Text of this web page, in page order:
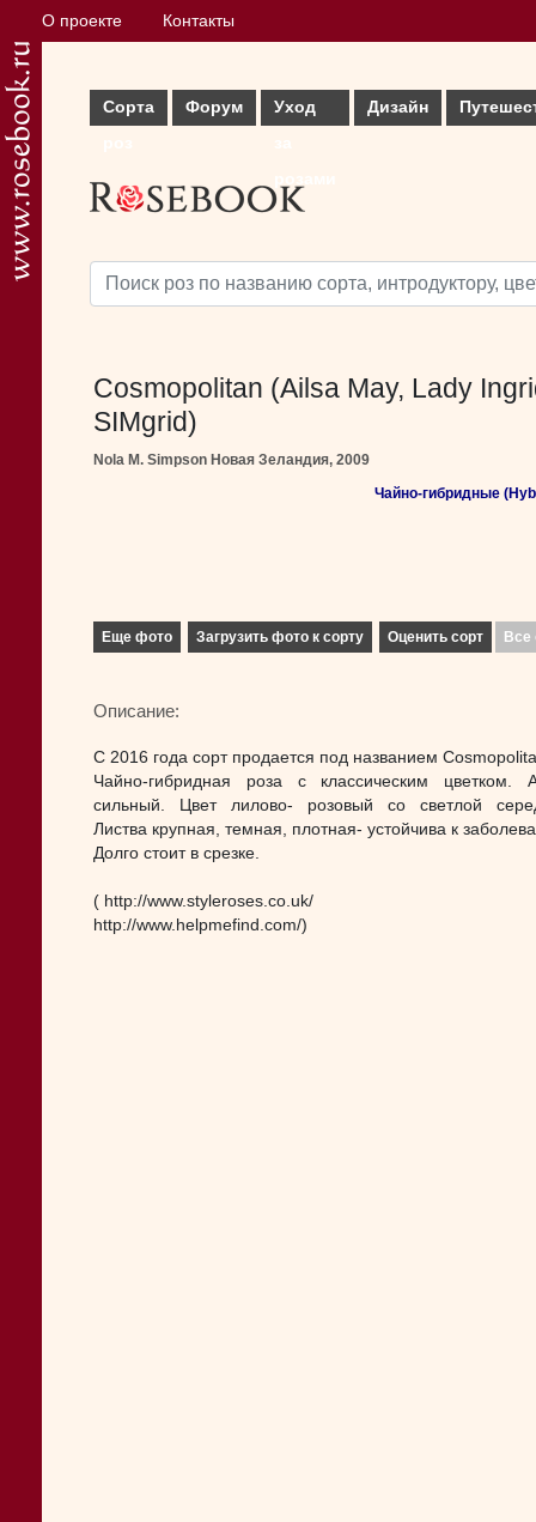
О проекте Контакты
Сорта
Форум
Уход
Дизайн
Cosmopolitan (Ailsa May, Lady
SIMgrid)
Nola M. Simpson Новая Зеландия, 2009
Чайно-гибридные
Еще фото Загрузить фото к сорту Оценить сорт Все
Описание:
С 2016 года сорт продается под названием
Чайно-гибридная роза с классическим цветком.
сильный. Цвет лилово- розовый со светлой
Листва крупная, темная, плотная- устойчива к
Долго стоит в срезке.
( http://www.styleroses.co.uk/
http://www.helpmefind.com/)